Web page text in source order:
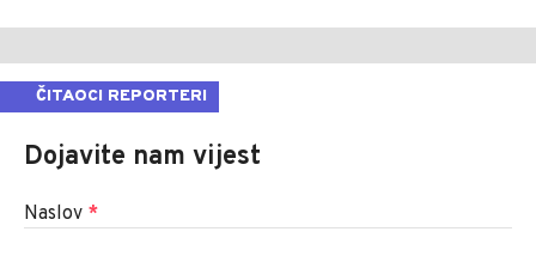
ČITAOCI REPORTERI
Dojavite nam vijest
Naslov *